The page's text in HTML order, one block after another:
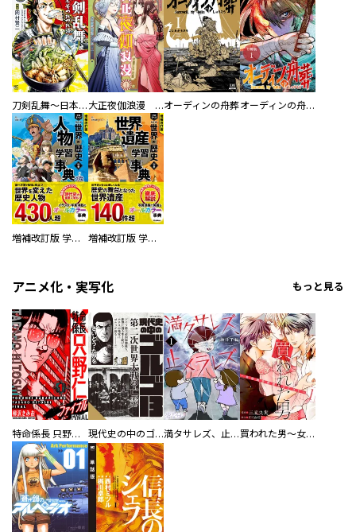
刀剣乱舞～日本号つれづれ酒～ 大正夜伽浪漫 －金曜日の花嫁—オーディンの舟葬 オーディンの舟葬 分冊版
増補改訂版 学研まんが NEW世界の歴史 別巻 人物学習事典 増補改訂版 学研まんが NEW世界の歴史 別巻 世界遺産学習事典
アニメ化・実写化 もっと見る
特命係長 只野仁ファイナル 愛蔵版 現代史の中のゴルゴ13 満タサレズ、止メラレズ 買われた男～女性限定快感セラピスト～【描き下ろしおまけ付き特装版】